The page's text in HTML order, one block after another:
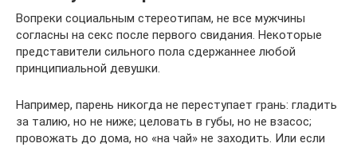
Вопреки социальным стереотипам, не все мужчины
согласны на секс после первого свидания. Некоторые
представители сильного пола сдержаннее любой
принципиальной девушки.
Например, парень никогда не переступает грань: гладить
за талию, но не ниже; целовать в губы, но не взасос;
провожать до дома, но «на чай» не заходить. Или если